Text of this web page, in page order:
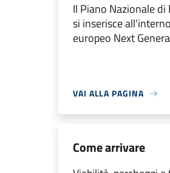
Il Piano Nazionale di
si inserisce
europeo Next
VAI ALLA PAGINA
Come arrivare